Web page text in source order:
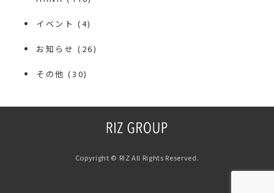
イベント (4)
お知らせ (26)
その他 (30)
Copyright © RIZ All Rights Reserved.